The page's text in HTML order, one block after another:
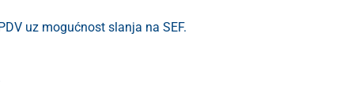
uz mogućnost slanja na SEF.